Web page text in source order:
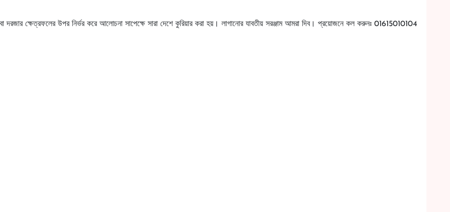
দরজার ক্ষেত্রফলের উপর নির্ভর করে আলোচনা সাপেক্ষে সারা দেশে কুরিয়ার করা হয়। লাগানোর যাবতীয় সরঞ্জাম আমরা দিব। প্রয়োজনে কল করুনঃ 01615010104